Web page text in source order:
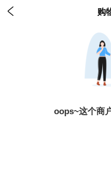
 购
oops~这个商